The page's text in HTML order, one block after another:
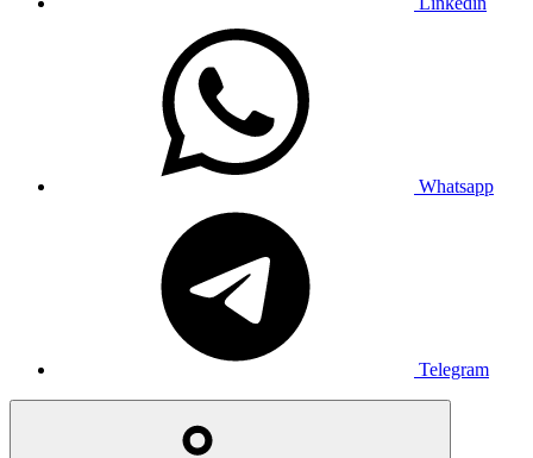
Whatsapp
Telegram